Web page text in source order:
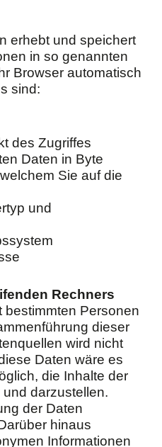
erhebt und speichert
in so genannten
Browser automatisch
sind:
des Zugriffes
Daten in Byte
Sie auf die
und
Rechners
bestimmten Personen
dieser
wird nicht
Daten wäre es
die Inhalte der
darzustellen.
der Daten
hinaus
Informationen